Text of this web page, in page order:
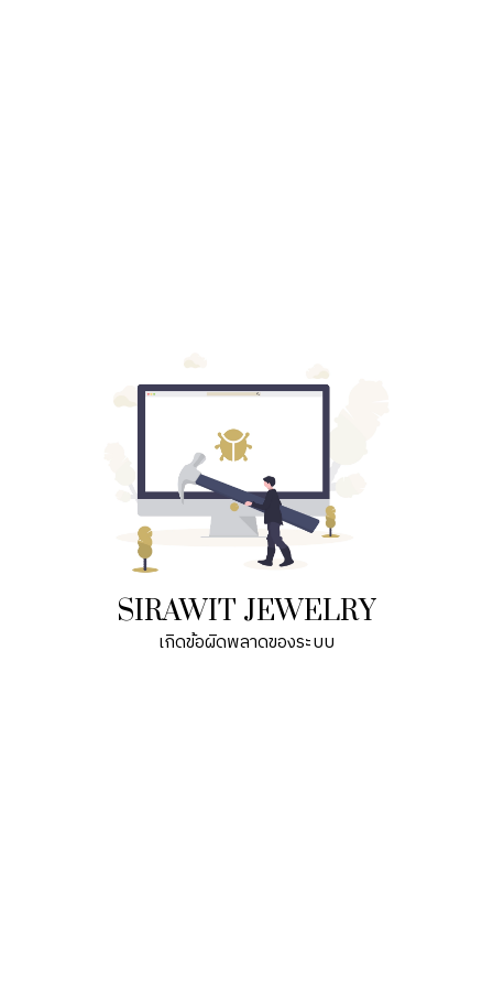
SIRAWIT JEWELRY
เกิดข้อผิดพลาดของระบบ